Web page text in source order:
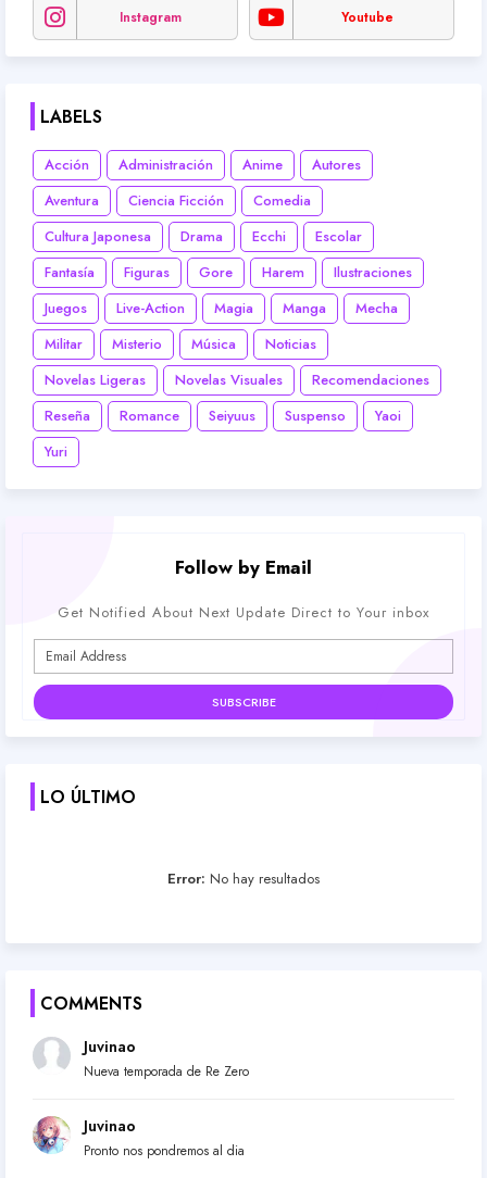
Instagram Youtube
LABELS
Acción Administración Anime
Autores
Aventura
Ciencia Ficción
Comedia
Cultura Japonesa
Drama Ecchi
Escolar
Fantasía
Figuras Gore Harem
Ilustraciones
Juegos
Live-Action Magia Manga
Mecha
Militar
Misterio Música
Noticias
Novelas Ligeras
Novelas Visuales
Recomendaciones
Reseña
Romance Seiyuus Suspenso
Yaoi
Yuri
Follow by Email
Get Notified About Next Update Direct to Your inbox
LO ÚLTIMO
Error: No hay resultados
COMMENTS
Juvinao
Nueva temporada de Re Zero
Juvinao
Pronto nos pondremos al dia